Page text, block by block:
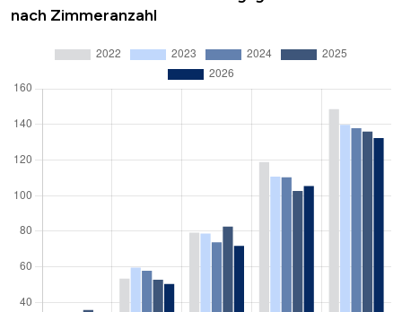
nach Zimmeranzahl